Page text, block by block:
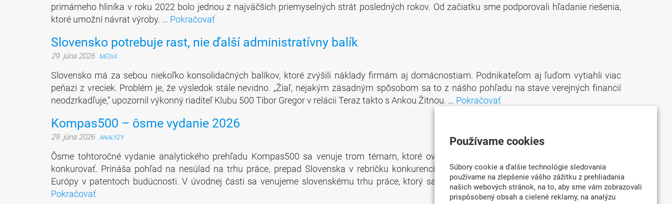
primárneho hliníka v roku 2022 bolo jednou z najväčších priemyselných strát posledných rokov. Od začiatku sme podporovali hľadanie riešenia,
ktoré umožní návrat výroby. … Pokračovať
Slovensko potrebuje rast, nie ďalší administratívny balík
29. júna 2026 MÉDIÁ
Slovensko má za sebou niekoľko konsolidačných balíkov, ktoré zvýšili náklady firmám aj domácnostiam. Podnikateľom aj ľuďom vytiahli viac
peňazí z vreciek. Problém je, že výsledok stále nevidno. „Žiaľ, nejakým zásadným spôsobom sa to z nášho pohľadu na stave verejných financií
neodzrkadľuje,“ upozornil výkonný riaditeľ Klubu 500 Tibor Gregor v relácii Teraz takto s Ankou Žitnou. … Pokračovať
Kompas500 – ôsme vydanie 2026
29. júna 2026 ANALÝZY
Ôsme tohtoročné vydanie analytického prehľadu Kompas500 sa venuje trom témam, ktoré ovplyvňujú schopnosť Slovenska rásť, vyrábať a
konkurovať. Prináša pohľad na nesúlad na trhu práce, prepad Slovenska v rebríčku konkurencieschopnosti IMD a technologické zaostávanie
Európy v patentoch budúcnosti. V úvodnej časti sa venujeme slovenskému trhu práce, ktorý sa ocitol v paradoxnej situácii. Na konci mája …
Pokračovať
Používame cookies
Súbory cookie a ďalšie technológie sledovania
používame na zlepšenie vášho zážitku z prehliadania
našich webových stránok, na to, aby sme vám zobrazovali
prispôsobený obsah a cielené reklamy, na analýzu